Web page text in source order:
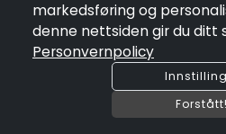
markedsføring og
denne nettsiden gir du
Personvernpolicy
Forstått!